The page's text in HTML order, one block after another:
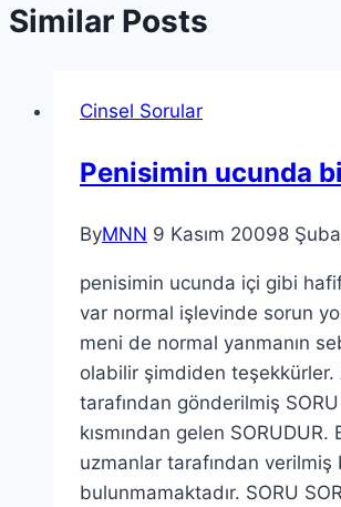
Similar Posts
Cinsel Sorular
Penisimin ucunda
ByMNN 9 Kasım 20098
penisimin ucunda içi gibi
var normal işlevinde sorun
meni de normal yanmanın
olabilir şimdiden teşekkürler.
tarafından gönderilmiş SORU
kısmından gelen SORUDUR.
uzmanlar tarafından verilmiş
bulunmamaktadır. SORU